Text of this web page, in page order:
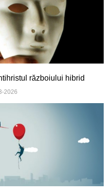
războiului hibrid
2026